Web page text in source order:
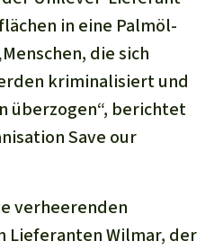
in eine Palmöl-
die sich
kriminalisiert und
überzogen“, berichtet
Save our
verheerenden
Lieferanten Wilmar, der